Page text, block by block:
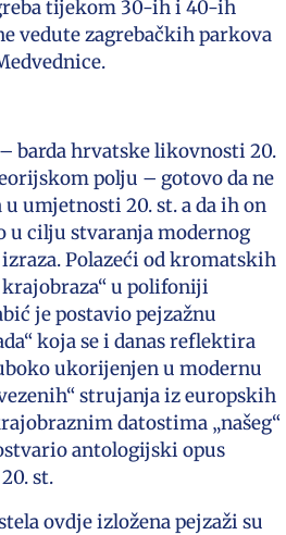
tijekom 30-ih i 40-ih
vedute zagrebačkih parkova
barda hrvatske likovnosti 20.
polju – gotovo da ne
umjetnosti 20. st. a da ih on
u cilju stvaranja modernog
Polazeći od kromatskih
u polifoniji
je postavio pejzažnu
koja se i danas reflektira
ukorijenjen u modernu
strujanja iz europskih
datostima „našeg“
antologijski opus
st.
ovdje izložena pejzaži su